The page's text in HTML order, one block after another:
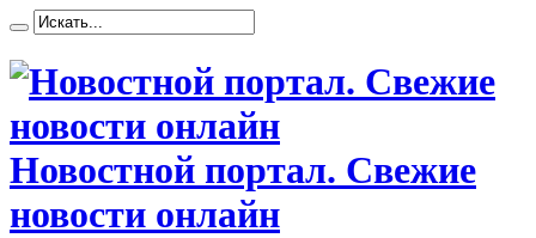
Новостной портал. Свежие
новости онлайн